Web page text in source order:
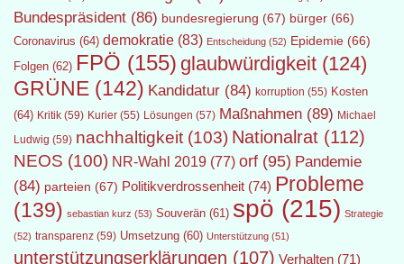
Bundespräsident (86) bundesregierung (67) bürger (66)
Coronavirus (64) demokratie (83) Entscheidung (52) Epidemie (66)
Folgen (62) FPÖ (155) glaubwürdigkeit (124)
GRÜNE (142) Kandidatur (84) korruption (55) Kosten
(64) Kritik (59) Kurier (55) Lösungen (57) Maßnahmen (89) Michael
Ludwig (59) nachhaltigkeit (103) Nationalrat (112)
NEOS (100) NR-Wahl 2019 (77) orf (95) Pandemie
(84) parteien (67) Politikverdrossenheit (74) Probleme
(139) sebastian kurz (53) Souverän (61) spö (215) Strategie
(52) transparenz (59) Umsetzung (60) Unterstützung (51)
unterstützungserklärungen (107) Verhalten (71)